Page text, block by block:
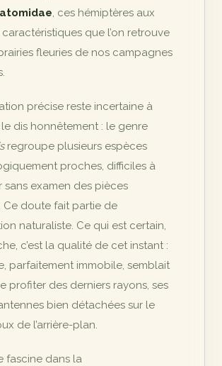
, ces hémiptères aux
que l’on retrouve
fleuries de nos campagnes
précise reste incertaine à
le dis honnêtement : le genre
regroupe plusieurs espèces
proches, difficiles à
sans examen des pièces
Ce doute fait partie de
naturaliste. Ce qui est certain,
c’est la qualité de cet instant :
parfaitement immobile, semblait
profiter des derniers rayons, ses
bien détachées sur le
de l’arrière-plan.
fascine dans la